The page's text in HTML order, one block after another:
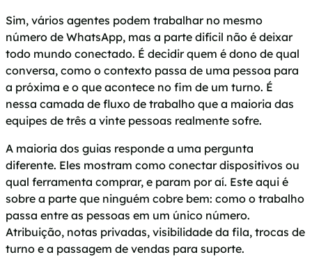
Sim, vários agentes podem trabalhar no mesmo
número de WhatsApp, mas a parte difícil não é deixar
todo mundo conectado. É decidir quem é dono de qual
conversa, como o contexto passa de uma pessoa para
a próxima e o que acontece no fim de um turno. É
nessa camada de fluxo de trabalho que a maioria das
equipes de três a vinte pessoas realmente sofre.
A maioria dos guias responde a uma pergunta
diferente. Eles mostram como conectar dispositivos ou
qual ferramenta comprar, e param por aí. Este aqui é
sobre a parte que ninguém cobre bem: como o trabalho
passa entre as pessoas em um único número.
Atribuição, notas privadas, visibilidade da fila, trocas de
turno e a passagem de vendas para suporte.